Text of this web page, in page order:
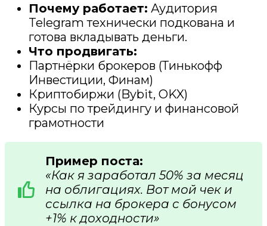
Почему работает: Аудитория
Telegram технически подкована и
готова вкладывать деньги.
Что продвигать:
Партнёрки брокеров (Тинькофф
Инвестиции, Финам)
Криптобиржи (Bybit, OKX)
Курсы по трейдингу и финансовой
грамотности
Пример поста:
«Как я заработал 50% за месяц
на облигациях. Вот мой чек и
ссылка на брокера с бонусом
+1% к доходности»